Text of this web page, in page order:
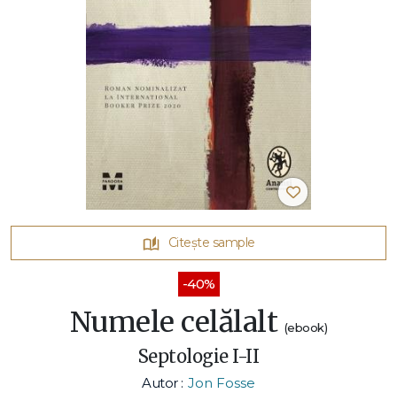
Citește sample
-40%
Numele celălalt (ebook)
Septologie I-II
Autor : Jon Fosse